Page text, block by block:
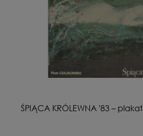
ŚPIĄCA KRÓLEWNA '83 – plakat